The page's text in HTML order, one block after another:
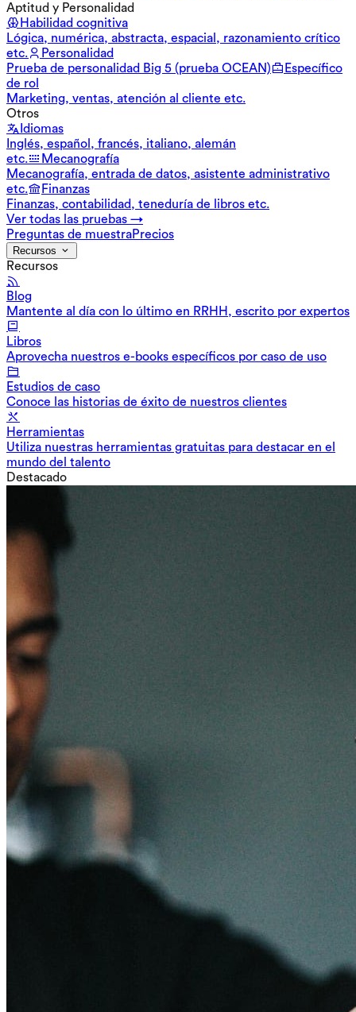
Aptitud y Personalidad
Habilidad cognitiva
Lógica, numérica, abstracta, espacial, razonamiento crítico
etc.
Personalidad
Prueba de personalidad Big 5 (prueba OCEAN)
Específico
de rol
Marketing, ventas, atención al cliente etc.
Otros
Idiomas
Inglés, español, francés, italiano, alemán
etc.
Mecanografía
Mecanografía, entrada de datos, asistente administrativo
etc.
Finanzas
Finanzas, contabilidad, teneduría de libros etc.
Ver todas las pruebas →
Preguntas de muestraPrecios
Recursos
Recursos
Blog
Mantente al día con lo último en RRHH, escrito por expertos
Libros
Aprovecha nuestros e-books específicos por caso de uso
Estudios de caso
Conoce las historias de éxito de nuestros clientes
Herramientas
Utiliza nuestras herramientas gratuitas para destacar en el
mundo del talento
Destacado